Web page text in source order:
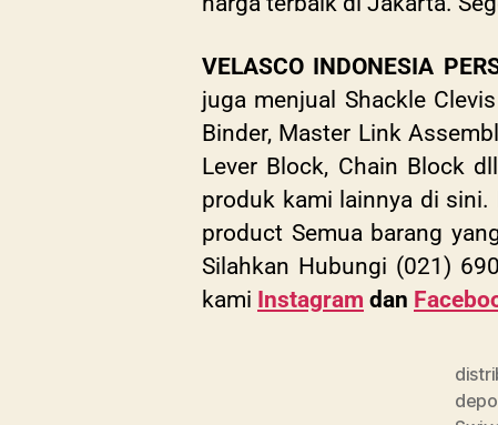
VELASCO INDONESIA
juga menjual Shackle
Binder, Master Link
Lever Block, Chain Block
produk kami lainnya di sini.
product Semua barang
Silahkan Hubungi (021)
kami Instagram dan